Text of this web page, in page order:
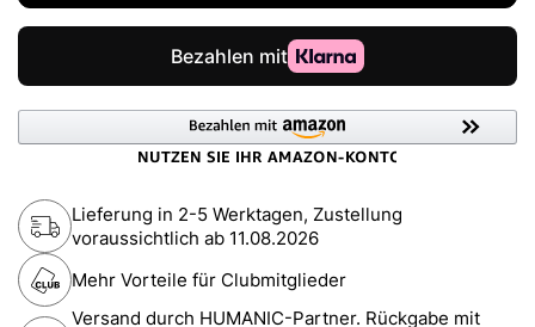
Lieferung in 2-5 Werktagen, Zustellung
voraussichtlich ab 11.08.2026
Mehr Vorteile für Clubmitglieder
Versand durch HUMANIC-Partner. Rückgabe mit